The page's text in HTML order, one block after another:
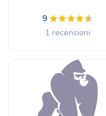
9
1 recensioni